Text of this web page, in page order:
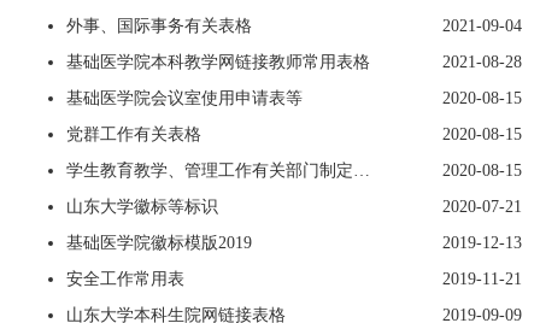
外事、国际事务有关表格
2021-09-04
基础医学院本科教学网链接教师常用表格
2021-08-28
基础医学院会议室使用申请表等
2020-08-15
党群工作有关表格
2020-08-15
2020-08-15
山东大学徽标等标识
2020-07-21
基础医学院徽标模版2019
2019-12-13
安全工作常用表
2019-11-21
山东大学本科生院网链接表格
2019-09-09